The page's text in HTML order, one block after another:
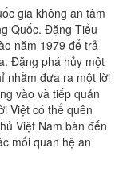
gia không an tâm
Quốc. Đặng Tiểu
năm 1979 để trả
Đặng phá hủy một
nhằm đưa ra một lời
vào và tiếp quản
Việt có thể quên
Việt Nam bàn đến
mối quan hệ an